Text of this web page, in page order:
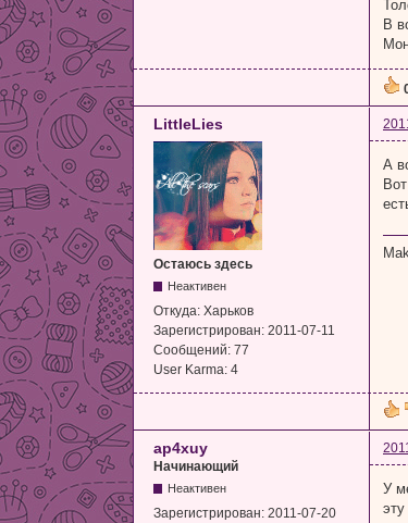
В
LittleLies
Остаюсь здесь
Неактивен
Откуда: Харьков
Зарегистрирован: 2011-07-11
Сообщений: 77
User Karma: 4
А
ap4xuy
Начинающий
Неактивен
Зарегистрирован: 2011-07-20
У